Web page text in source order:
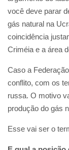
você deve parar
gás natural na
coincidência
Criméia e a área
Caso a
conflito, com os
russa. O motivo
produção do gás
Esse vai ser o